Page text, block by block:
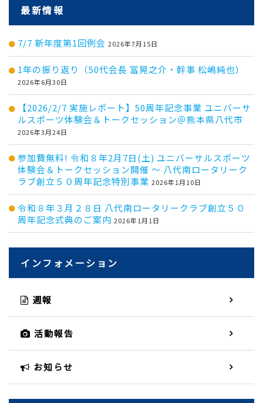
最新情報
7/7 新年度第1回例会 2026年7月15日
1年の振り返り（50代会長 冨晃之介・幹事 松嶋純也）
2026年6月30日
【2026/2/7 実施レポート】50周年記念事業 ユニバーサ
ルスポーツ体験会＆トークセッション＠熊本県八代市
2026年3月24日
参加費無料! 令和８年2月7日(土) ユニバーサルスポーツ
体験会＆トークセッション開催 ～ 八代南ロータリーク
ラブ創立５０周年記念特別事業 2026年1月10日
令和８年３月２８日 八代南ロータリークラブ創立５０
周年記念式典のご案内 2026年1月1日
インフォメーション
週報
活動報告
お知らせ